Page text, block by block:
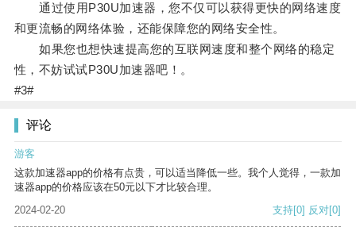
通过使用P30U加速器，您不仅可以获得更快的网络速度
和更流畅的网络体验，还能保障您的网络安全性。
如果您也想快速提高您的互联网速度和整个网络的稳定
性，不妨试试P30U加速器吧！。
#3#
评论
游客
这款加速器app的价格有点贵，可以适当降低一些。我个人觉得，一款加
速器app的价格应该在50元以下才比较合理。
2024-02-20
支持[0] 反对[0]